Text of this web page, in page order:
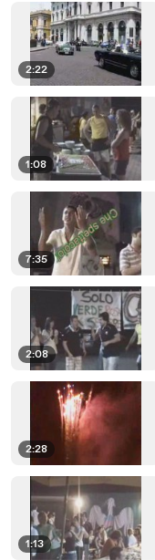
2:22
1:08
7:35
2:08
2:28
1:13